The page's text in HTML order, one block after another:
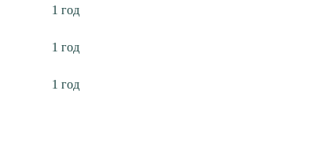
1 год
1 год
1 год